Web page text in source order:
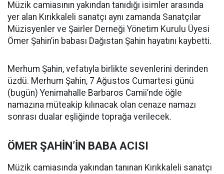
Müzik camiasının yakından tanıdığı isimler arasında
yer alan Kırıkkaleli sanatçı aynı zamanda Sanatçılar
Müzisyenler ve Şairler Derneği Yönetim Kurulu Üyesi
Ömer Şahin’in babası Dağıstan Şahin hayatını kaybetti.
Merhum Şahin, vefatıyla birlikte sevenlerini derinden
üzdü. Merhum Şahin, 7 Ağustos Cumartesi günü
(bugün) Yenimahalle Barbaros Camii’nde öğle
namazına müteakip kılınacak olan cenaze namazı
sonrası dualar eşliğinde toprağa verilecek.
ÖMER ŞAHİN’İN BABA ACISI
Müzik camiasında yakından tanınan Kırıkkaleli sanatçı